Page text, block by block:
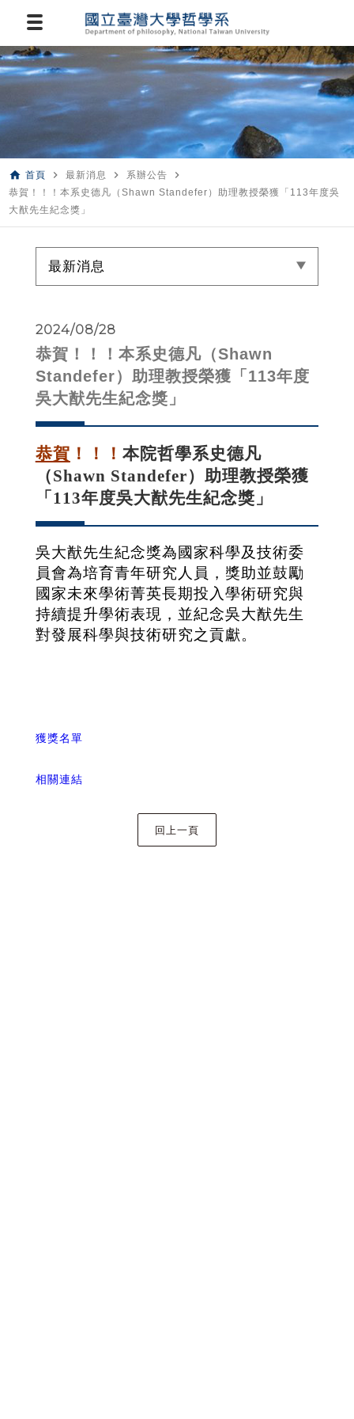
home 首頁 navigate_next 最新消息 navigate_next 系辦公告 navigate_next
恭賀！！！本系史德凡（Shawn Standefer）助理教授榮獲「113年度吳
大猷先生紀念獎」
最新消息
2024/08/28
恭賀！！！本系史德凡（Shawn
Standefer）助理教授榮獲「113年度
吳大猷先生紀念獎」
恭賀 ！！！ 本院哲學系史德凡
（Shawn Standefer）助理教授榮獲
「113年度吳大猷先生紀念獎」
吳大猷先生紀念獎為國家科學及技術委
員會為培育青年研究人員，獎助並鼓勵
國家未來學術菁英長期投入學術研究與
持續提升學術表現，並紀念吳大猷先生
對發展科學與技術研究之貢獻。
獲獎名單
相關連結